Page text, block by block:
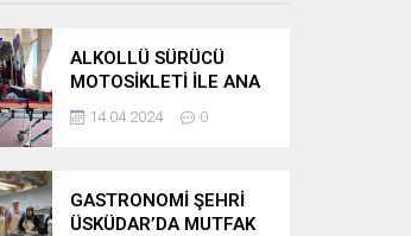
ALKOLLÜ SÜRÜCÜ
MOTOSİKLETİ İLE ANA
YOLA ÇIKTI REFÜJE
SAVRULDU
14.04.2024 0
GASTRONOMİ ŞEHRİ
ÜSKÜDAR’DA MUTFAK